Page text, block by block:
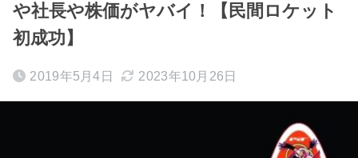
や社長や株価がヤバイ！【民間ロケット
初成功】
2019年5月4日 2023年10月26日